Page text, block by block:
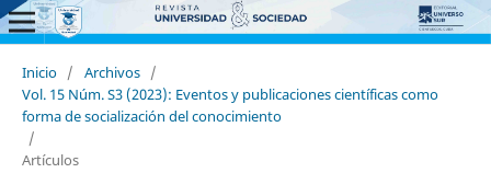
Inicio / Archivos /
Vol. 15 Núm. S3 (2023): Eventos y publicaciones científicas como
forma de socialización del conocimiento
/
Artículos